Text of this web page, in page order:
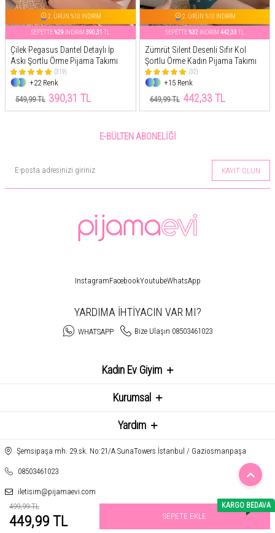
499,99 TL
449,99 TL SEPETE EKLE
KARGO BEDAVA
2. ÜRÜN %10 İNDİRİM
SEPETTE%29 İNDİRİM390,31 TL
Çilek Pegasus Dantel Detaylı İp
Askı Şortlu Örme Pijama Takımı
(319)
+22 Renk
549,99 TL 390,31 TL
2. ÜRÜN %10 İNDİRİM
SEPETTE%32İNDİRİM 442,33 TL
Zümrüt Silent Desenli Sıfır Kol
Şortlu Örme Kadın Pijama Takımı
(32)
+15 Renk
649,99 TL 442,33 TL
E-BÜLTEN ABONELIĞI
KAYIT OLUN
InstagramFacebookYoutubeWhatsApp
YARDIMA İHTİYACIN VAR MI?
WHATSAPP Bize Ulaşın 08503461023
Kadın Ev Giyim
Kurumsal
Yardım
Şemsipaşa mh. 29.sk. No:21/A SunaTowers İstanbul / Gaziosmanpaşa
08503461023
iletisim@pijamaevi.com